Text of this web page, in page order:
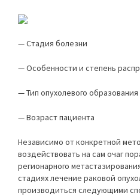
— Стадия болезни
— Особенности и степень
— Тип опухолевого образования
— Возраст пациента
Независимо от конкретной
воздействовать на сам очаг
регионарного
стадиях лечение раковой
производиться следующими